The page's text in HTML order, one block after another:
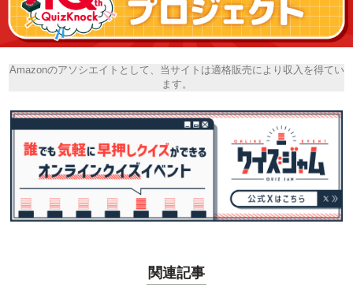
Amazonのアソシエイトとして、当サイトは適格販売により収入を得てい
ます。
関連記事